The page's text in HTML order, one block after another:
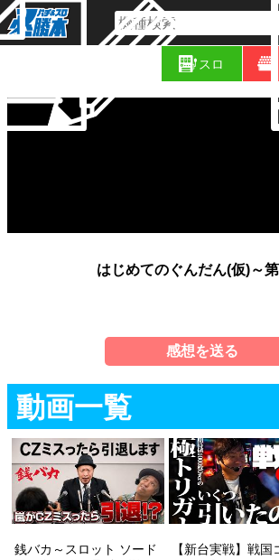
コ
ラ
ム
スロ
はじめてのぐんだん(仮)～
感想を送る
動画一覧
銭バカ～スロット ソード
【新台実戦】戦国